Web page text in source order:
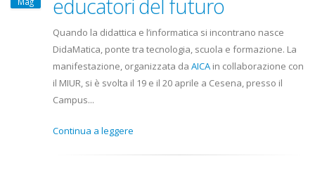
educatori del futuro
Quando la didattica e l’informatica si incontrano nasce
DidaMatica, ponte tra tecnologia, scuola e formazione. La
manifestazione, organizzata da AICA in collaborazione con
il MIUR, si è svolta il 19 e il 20 aprile a Cesena, presso il
Campus...
Continua a leggere